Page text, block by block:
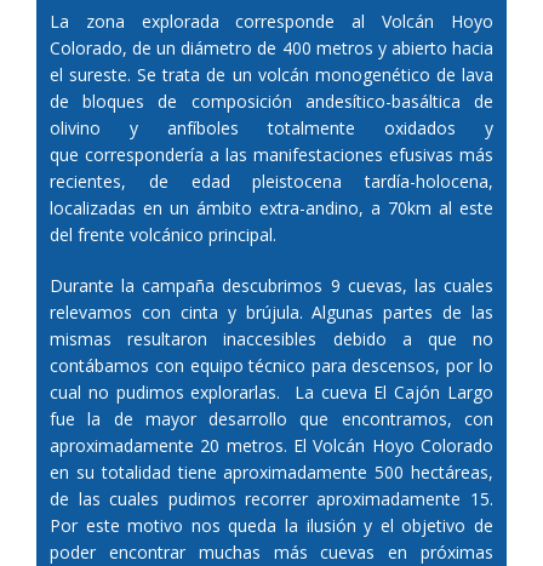
La zona explorada corresponde al Volcán Hoyo
Colorado, de un diámetro de 400 metros y abierto hacia
el sureste. Se trata de un volcán monogenético de lava
de bloques de composición andesítico-basáltica de
olivino y anfíboles totalmente oxidados y
que correspondería a las manifestaciones efusivas más
recientes, de edad pleistocena tardía-holocena,
localizadas en un ámbito extra-andino, a 70km al este
del frente volcánico principal.
Durante la campaña descubrimos 9 cuevas, las cuales
relevamos con cinta y brújula. Algunas partes de las
mismas resultaron inaccesibles debido a que no
contábamos con equipo técnico para descensos, por lo
cual no pudimos explorarlas. La cueva El Cajón Largo
fue la de mayor desarrollo que encontramos, con
aproximadamente 20 metros. El Volcán Hoyo Colorado
en su totalidad tiene aproximadamente 500 hectáreas,
de las cuales pudimos recorrer aproximadamente 15.
Por este motivo nos queda la ilusión y el objetivo de
poder encontrar muchas más cuevas en próximas